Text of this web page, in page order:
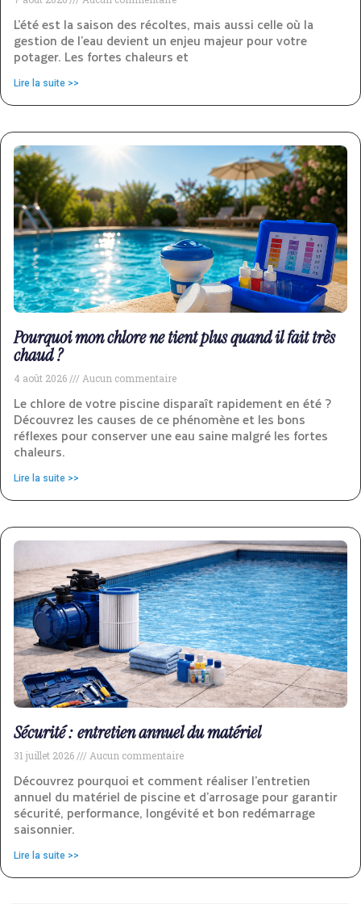
L’été est la saison des récoltes, mais aussi celle où la
gestion de l’eau devient un enjeu majeur pour votre
potager. Les fortes chaleurs et
Lire la suite >>
Pourquoi mon chlore ne tient plus quand il fait très
chaud ?
4 août 2026 Aucun commentaire
Le chlore de votre piscine disparaît rapidement en été ?
Découvrez les causes de ce phénomène et les bons
réflexes pour conserver une eau saine malgré les fortes
chaleurs.
Lire la suite >>
Sécurité : entretien annuel du matériel
31 juillet 2026 Aucun commentaire
Découvrez pourquoi et comment réaliser l’entretien
annuel du matériel de piscine et d’arrosage pour garantir
sécurité, performance, longévité et bon redémarrage
saisonnier.
Lire la suite >>